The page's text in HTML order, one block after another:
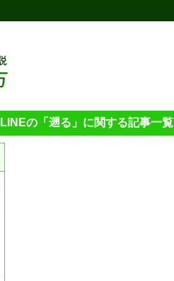
LINEの「遡る」に関する記事一覧